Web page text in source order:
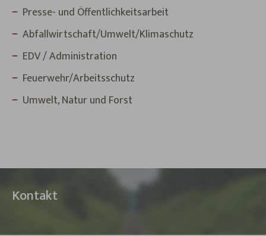
Presse- und Öffentlichkeitsarbeit
Abfallwirtschaft/Umwelt/Klimaschutz
EDV / Administration
Feuerwehr/Arbeitsschutz
Umwelt, Natur und Forst
Kontakt